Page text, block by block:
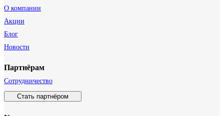
О компании
Акции
Блог
Новости
Партнёрам
Сотрудничество
Стать партнёром